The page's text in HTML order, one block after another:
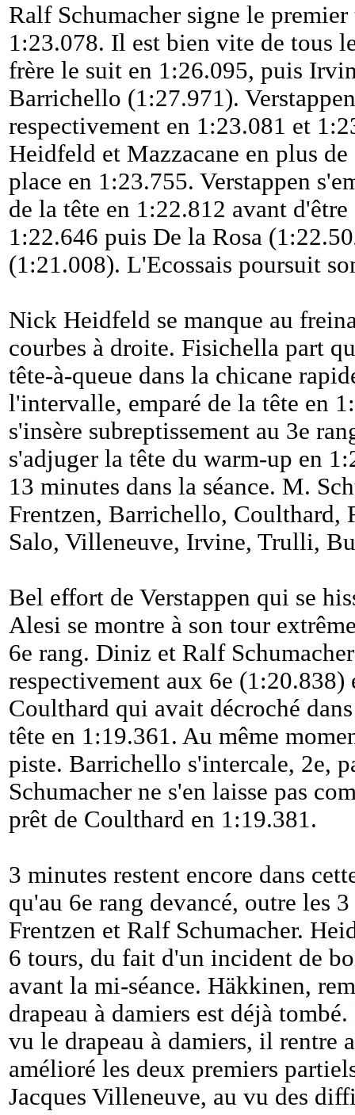
Ralf Schumacher signe le
1:23.078. Il est bien vite de tous
frère le suit en 1:26.095, puis
Barrichello (1:27.971).
respectivement en 1:23.081 et
Heidfeld et Mazzacane en plus
place en 1:23.755. Verstappen
de la tête en 1:22.812 avant
1:22.646 puis De la Rosa
(1:21.008). L'Ecossais poursuit
Nick Heidfeld se manque au
courbes à droite. Fisichella part
tête-à-queue dans la chicane
l'intervalle, emparé de la tête en
s'insère subreptissement au 3e
s'adjuger la tête du warm-up en
13 minutes dans la séance. M.
Frentzen, Barrichello, Coulthard,
Salo, Villeneuve, Irvine, Trulli,
Bel effort de Verstappen qui se
Alesi se montre à son tour
6e rang. Diniz et Ralf
respectivement aux 6e
Coulthard qui avait décroché
tête en 1:19.361. Au même
piste. Barrichello s'intercale, 2e,
Schumacher ne s'en laisse pas
prêt de Coulthard en 1:19.381.
3 minutes restent encore dans
qu'au 6e rang devancé, outre les
Frentzen et Ralf Schumacher.
6 tours, du fait d'un incident de
avant la mi-séance. Häkkinen,
drapeau à damiers est déjà
vu le drapeau à damiers, il rentre
amélioré les deux premiers
Jacques Villeneuve, au vu des